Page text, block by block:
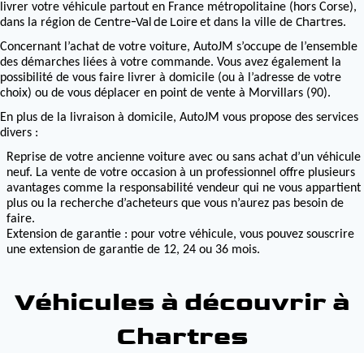
livrer votre véhicule partout en France métropolitaine (hors Corse),
dans la région de Centre-Val de Loireet dans la ville de Chartres.
Concernant l’achat de votre voiture, AutoJM s’occupe de l’ensemble
des démarches liées à votre commande. Vous avez également la
possibilité de vous faire livrer à domicile (ou à l’adresse de votre
choix) ou de vous déplacer en point de vente à Morvillars (90).
En plus de la livraison à domicile, AutoJM vous propose des services
divers :
Reprise de votre ancienne voiture avec ou sans achat d’un véhicule
neuf. La vente de votre occasion à un professionnel offre plusieurs
avantages comme la responsabilité vendeur qui ne vous appartient
plus ou la recherche d’acheteurs que vous n’aurez pas besoin de
faire.
Extension de garantie : pour votre véhicule, vous pouvez souscrire
une extension de garantie de 12, 24 ou 36 mois.
Véhicules à découvrir à
Chartres